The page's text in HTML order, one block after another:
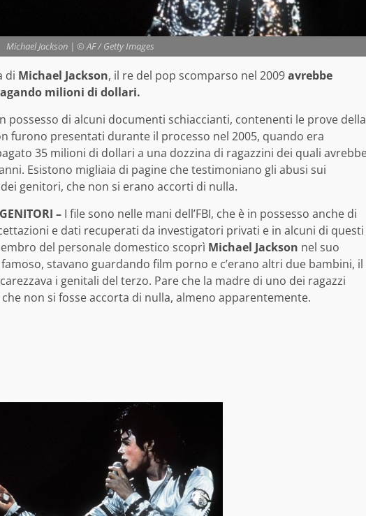
Michael Jackson | © AF / Getty Images
di Michael Jackson, il re del pop scomparso nel 2009avrebbe
milioni di dollari.
possesso di alcuni documenti schiaccianti, contenenti le prove della
furono presentati durante il processo nel 2005, quando era
35 milioni di dollari a una dozzina di ragazzini dei quali
Esistono migliaia di pagine che testimoniano gli abusi sui
genitori, che non si erano accorti di nulla.
– I file sono nelle mani dell’FBI, che è in possesso anche di
e dati recuperati da investigatori privati e in alcuni di questi
del personale domestico scoprì Michael Jackson nel suo
stavano guardando film porno e c’erano altri due bambini, il
i genitali del terzo. Pare che la madre di uno dei ragazzi
non si fosse accorta di nulla, almeno apparentemente.